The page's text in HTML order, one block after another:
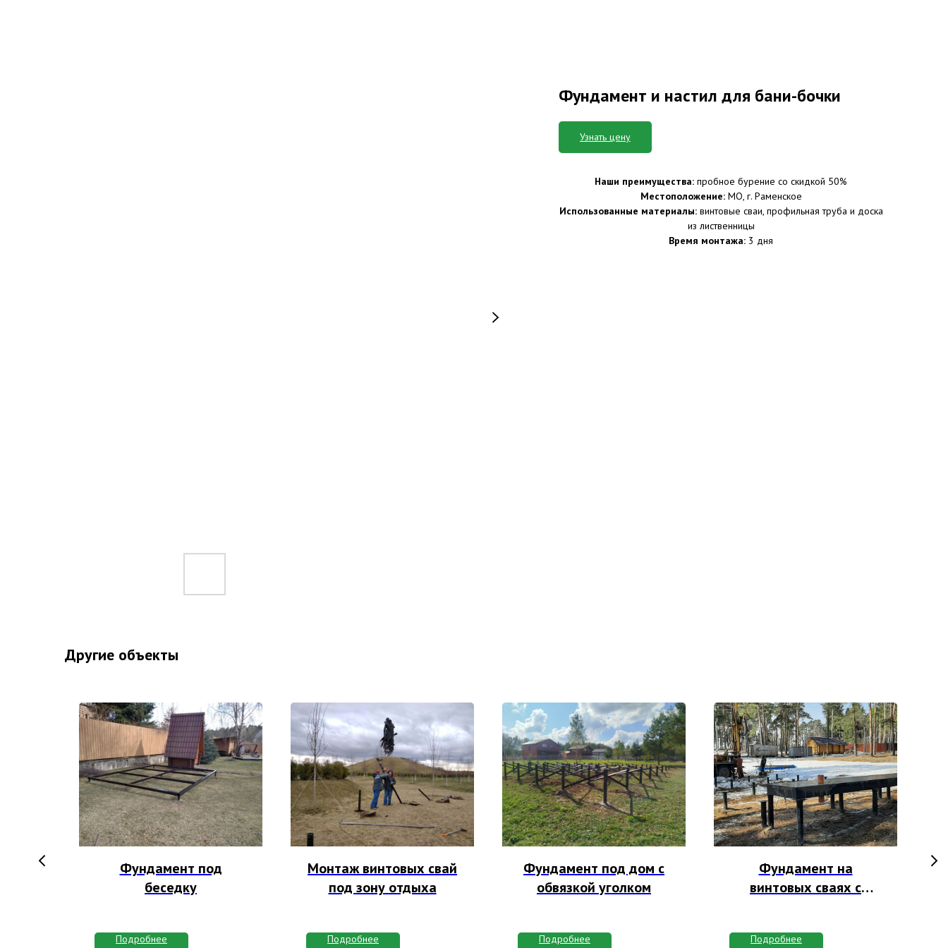
Фундамент и настил для бани-бочки
Узнать цену
Наши преимущества: пробное бурение со скидкой 50%
Местоположение:МО, г. Раменское
Использованные материалы: винтовые сваи, профильная труба и доска
из лиственницы
Время монтажа: 3 дня
Другие объекты
Фундамент под
беседку
Подробнее
Монтаж винтовых свай
под зону отдыха
Подробнее
Фундамент под дом с
обвязкой уголком
Подробнее
Фундамент на
винтовых сваях с
Подробнее